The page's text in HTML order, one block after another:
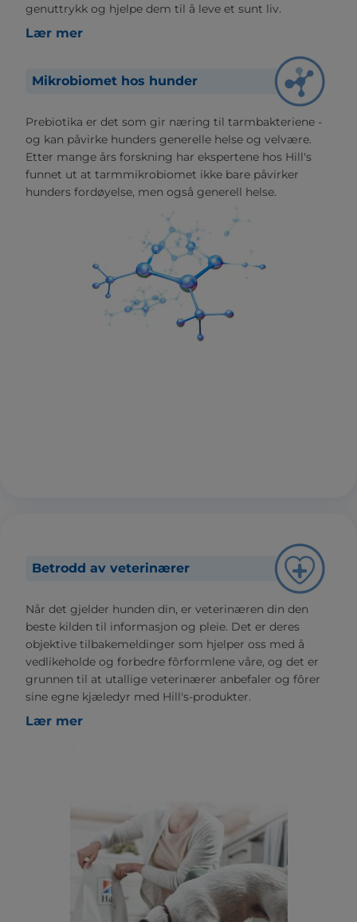
genuttrykk og hjelpe dem til å leve et sunt liv.
Lær mer
Mikrobiomet hos hunder
Prebiotika er det som gir næring til tarmbakteriene -
og kan påvirke hunders generelle helse og velvære.
Etter mange års forskning har ekspertene hos Hill's
funnet ut at tarmmikrobiomet ikke bare påvirker
hunders fordøyelse, men også generell helse.
Betrodd av veterinærer
Når det gjelder hunden din, er veterinæren din den
beste kilden til informasjon og pleie. Det er deres
objektive tilbakemeldinger som hjelper oss med å
vedlikeholde og forbedre fôrformlene våre, og det er
grunnen til at utallige veterinærer anbefaler og fôrer
sine egne kjæledyr med Hill's-produkter.
Lær mer